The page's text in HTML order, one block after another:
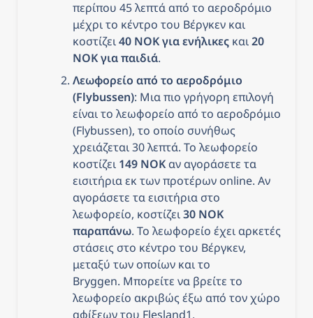
περίπου 45 λεπτά από το αεροδρόμιο
μέχρι το κέντρο του Βέργκεν και
κοστίζει 40 NOK για ενήλικες και 20
NOK για παιδιά.
Λεωφορείο από το αεροδρόμιο
(Flybussen): Μια πιο γρήγορη επιλογή
είναι το λεωφορείο από το αεροδρόμιο
(Flybussen), το οποίο συνήθως
χρειάζεται 30 λεπτά. Το λεωφορείο
κοστίζει 149 NOK αν αγοράσετε τα
εισιτήρια εκ των προτέρων online. Αν
αγοράσετε τα εισιτήρια στο
λεωφορείο, κοστίζει 30 NOK
παραπάνω. Το λεωφορείο έχει αρκετές
στάσεις στο κέντρο του Βέργκεν,
μεταξύ των οποίων και το
Bryggen. Μπορείτε να βρείτε το
λεωφορείο ακριβώς έξω από τον χώρο
αφίξεων του Flesland1.